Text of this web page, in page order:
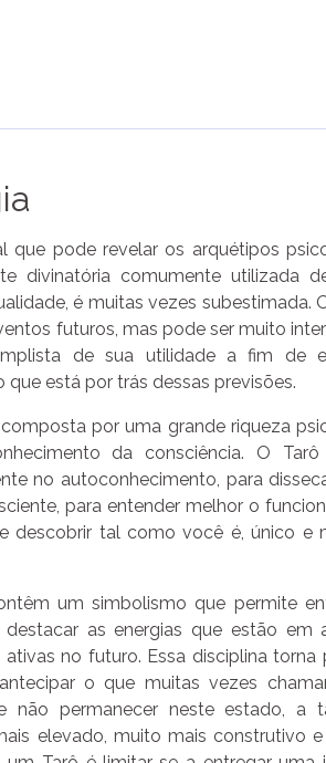
que pode revelar os arquétipos
divinatória comumente utilizada
é muitas vezes subestimada.
futuros, mas pode ser muito
de sua utilidade a fim de
está por trás dessas previsões.
por uma grande riqueza
da consciência. O
no autoconhecimento, para
para entender melhor o
descobrir tal como você é, único e
um simbolismo que permite
as energias que estão em
no futuro. Essa disciplina torna
o que muitas vezes
não permanecer neste estado, a
elevado, muito mais construtivo